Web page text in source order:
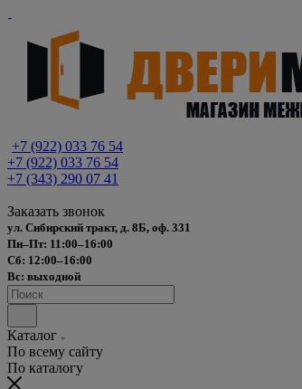
+7 (922) 033 76 54
+7 (922) 033 76 54
+7 (343) 290 07 41
Заказать звонок
ул. Сибирский тракт, д. 8Б, оф. 331
Пн–Пт: 11:00–16:00
Сб: 12:00–16:00
Вс: выходной
Каталог
По всему сайту
По каталогу